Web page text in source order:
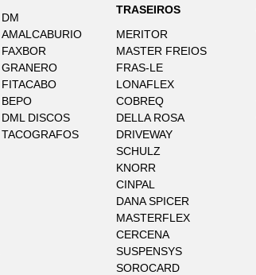
DM
AMALCABURIO
FAXBOR
GRANERO
FITACABO
BEPO
DML DISCOS
TACOGRAFOS
TRASEIROS
MERITOR
MASTER FREIOS
FRAS-LE
LONAFLEX
COBREQ
DELLA ROSA
DRIVEWAY
SCHULZ
KNORR
CINPAL
DANA SPICER
MASTERFLEX
CERCENA
SUSPENSYS
SOROCARD